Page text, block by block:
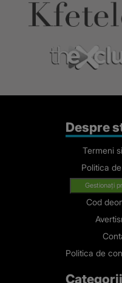
Despre
Termeni
Politica
Gestionați
Cod
Politica de
Categorii